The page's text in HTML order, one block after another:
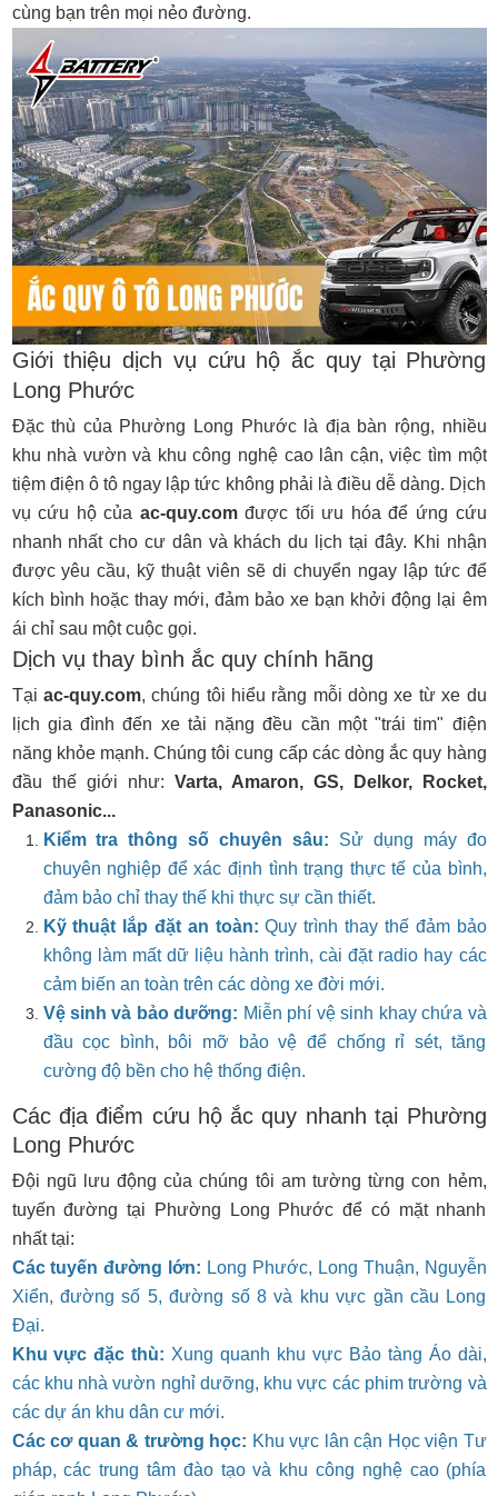
cùng bạn trên mọi nẻo đường.
Giới thiệu dịch vụ cứu hộ ắc quy tại Phường
Long Phước
Đặc thù của Phường Long Phước là địa bàn rộng, nhiều
khu nhà vườn và khu công nghệ cao lân cận, việc tìm một
tiệm điện ô tô ngay lập tức không phải là điều dễ dàng. Dịch
vụ cứu hộ của ac-quy.comđược tối ưu hóa để ứng cứu
nhanh nhất cho cư dân và khách du lịch tại đây. Khi nhận
được yêu cầu, kỹ thuật viên sẽ di chuyển ngay lập tức để
kích bình hoặc thay mới, đảm bảo xe bạn khởi động lại êm
ái chỉ sau một cuộc gọi.
Dịch vụ thay bình ắc quy chính hãng
Tại ac-quy.com, chúng tôi hiểu rằng mỗi dòng xe từ xe du
lịch gia đình đến xe tải nặng đều cần một "trái tim" điện
năng khỏe mạnh. Chúng tôi cung cấp các dòng ắc quy hàng
đầu thế giới như: Varta, Amaron, GS, Delkor, Rocket,
Panasonic...
Kiểm tra thông số chuyên sâu: Sử dụng máy đo
chuyên nghiệp để xác định tình trạng thực tế của bình,
đảm bảo chỉ thay thế khi thực sự cần thiết.
Kỹ thuật lắp đặt an toàn: Quy trình thay thế đảm bảo
không làm mất dữ liệu hành trình, cài đặt radio hay các
cảm biến an toàn trên các dòng xe đời mới.
Vệ sinh và bảo dưỡng: Miễn phí vệ sinh khay chứa và
đầu cọc bình, bôi mỡ bảo vệ để chống rỉ sét, tăng
cường độ bền cho hệ thống điện.
Các địa điểm cứu hộ ắc quy nhanh tại Phường
Long Phước
Đội ngũ lưu động của chúng tôi am tường từng con hẻm,
tuyến đường tại Phường Long Phước để có mặt nhanh
nhất tại:
Các tuyến đường lớn: Long Phước, Long Thuận, Nguyễn
Xiển, đường số 5, đường số 8 và khu vực gần cầu Long
Đại.
Khu vực đặc thù: Xung quanh khu vực Bảo tàng Áo dài,
các khu nhà vườn nghỉ dưỡng, khu vực các phim trường và
các dự án khu dân cư mới.
Các cơ quan & trường học: Khu vực lân cận Học viện Tư
pháp, các trung tâm đào tạo và khu công nghệ cao (phía